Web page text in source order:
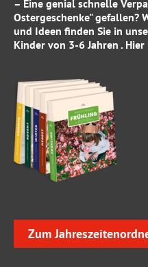
– Eine genial schnelle
Ostergeschenke" gefallen?
und Ideen finden Sie in
Kinder von 3-6 Jahren . Hier
Zum